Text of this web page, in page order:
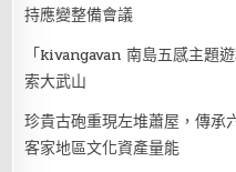
持應變整備會議
「kivangavan 南島五感主題
索大武山
珍貴古砲重現左堆蕭屋，傳承
客家地區文化資產量能